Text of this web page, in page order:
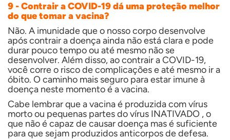
9 - Contrair a COVID-19 dá uma proteção melhor
do que tomar a vacina?
Não. A imunidade que o nosso corpo desenvolve
após contrair a doença ainda não está clara e pode
durar pouco tempo ou até mesmo não se
desenvolver. Além disso, ao contrair a COVID-19,
você corre o risco de complicações e até mesmo ir a
óbito. O caminho mais seguro para estar imune à
doença neste momento é a vacina.
Cabe lembrar que a vacina é produzida com vírus
morto ou pequenas partes do vírus INATIVADO , o
que não é capaz de causar doença mas é suficiente
para que sejam produzidos anticorpos de defesa.